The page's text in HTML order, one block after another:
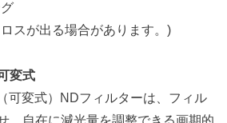
スが出る場合があります。)
変式
可変式）NDフィルターは、フィル